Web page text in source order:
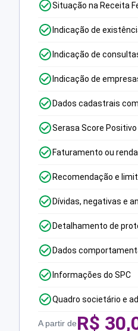
Situação na Receita
Indicação de
Indicação de
Indicação de
Dados cadastrais
Serasa Score Positivo
Faturamento ou
Recomendação e
Dívidas, negativas e
Detalhamento de
Dados
Informações do SPC
Quadro societário e
A partir deR$